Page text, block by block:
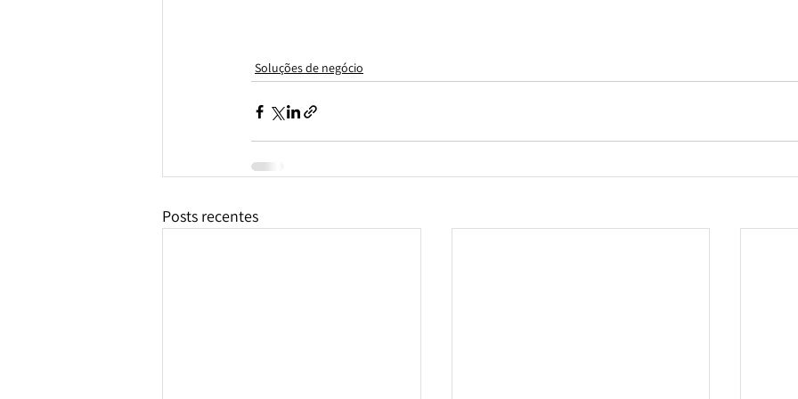
Soluções de negócio
Posts recentes